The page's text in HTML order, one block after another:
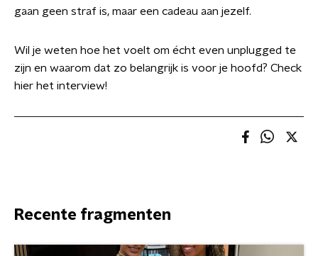
gaan geen straf is, maar een cadeau aan jezelf.
Wil je weten hoe het voelt om écht even unplugged te
zijn en waarom dat zo belangrijk is voor je hoofd? Check
hier het interview!
Recente fragmenten